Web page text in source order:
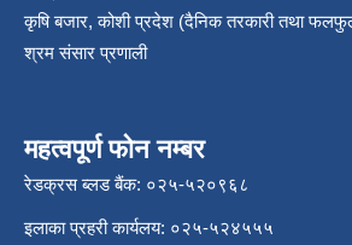
कृषि बजार, कोशी प्रदेश (दैनिक तरकारी तथा
श्रम संसार प्रणाली
महत्वपूर्ण फोन नम्बर
रेडक्रस ब्लड बैंक: ०२५-५२०९६८
इलाका प्रहरी कार्यलय: ०२५-५२४५५५